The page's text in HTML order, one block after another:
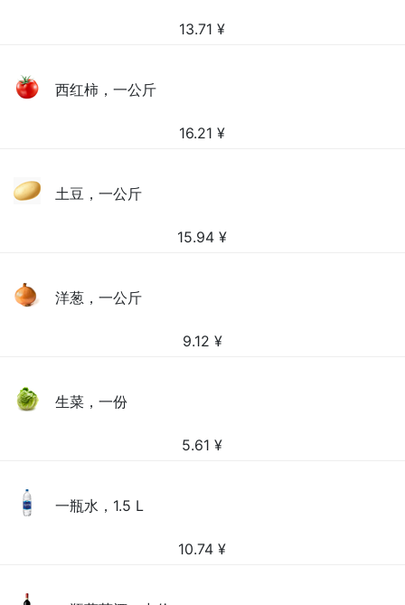
13.71 ¥
西红柿，一公斤
16.21 ¥
土豆，一公斤
15.94 ¥
洋葱，一公斤
9.12 ¥
生菜，一份
5.61 ¥
一瓶水，1.5 L
10.74 ¥